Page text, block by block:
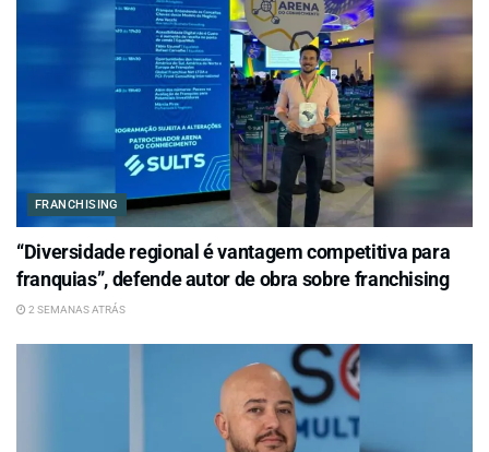
FRANCHISING
“Diversidade regional é vantagem competitiva para
franquias”, defende autor de obra sobre franchising
2 SEMANAS ATRÁS